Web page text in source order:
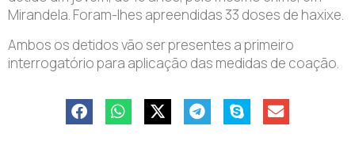
Mirandela. Foram-lhes apreendidas 33 doses de haxixe.
Ambos os detidos vão ser presentes a primeiro
interrogatório para aplicação das medidas de coação.